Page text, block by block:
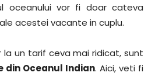
oceanului vor fi doar cateva
acestei vacante in cuplu.
un tarif ceva mai ridicat, sunt
din Oceanul Indian. Aici, veti fi